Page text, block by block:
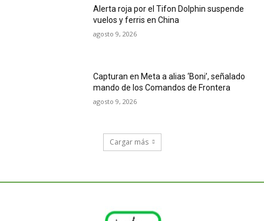
Alerta roja por el Tifon Dolphin suspende
vuelos y ferris en China
agosto 9, 2026
Capturan en Meta a alias ‘Boni’, señalado
mando de los Comandos de Frontera
agosto 9, 2026
Cargar más